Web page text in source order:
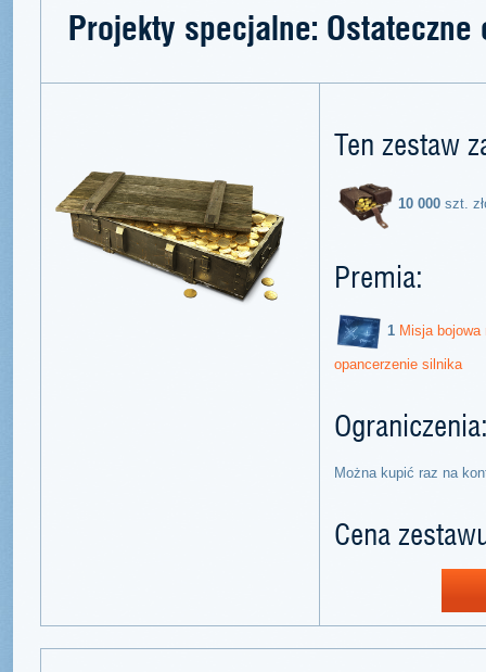
Projekty specjalne:
Ten zestaw
10 000 szt.
Premia:
1 Misja
opancerzenie silnika
Można kupić raz na
Cena